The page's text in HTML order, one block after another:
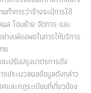
ทำการว่าจ้างจะมีการใช้
ล โอนย้าย จัดการ และ
งเพียงพอในการให้บริการ
ย
ะปรับปรุงมาตรการดัง
รประมวลผลข้อมูลดังกล่าว
และกฎระเบียบที่เกี่ยวข้อง